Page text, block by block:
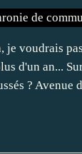
je voudrais
d'un an...
? Avenue